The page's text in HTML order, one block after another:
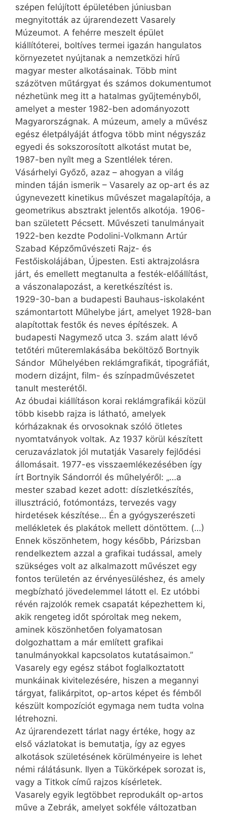
szépen felújított épületében júniusban
megnyitották az újrarendezett Vasarely
Múzeumot. A fehérre meszelt épület
kiállítóterei, boltíves termei igazán hangulatos
környezetet nyújtanak a nemzetközi hírű
magyar mester alkotásainak. Több mint
százötven műtárgyat és számos dokumentumot
nézhetünk meg itt a hatalmas gyűjteményből,
amelyet a mester 1982-ben adományozott
Magyarországnak. A múzeum, amely a művész
egész életpályáját átfogva több mint négyszáz
egyedi és sokszorosított alkotást mutat be,
1987-ben nyílt meg a Szentlélek téren.
Vásárhelyi Győző, azaz – ahogyan a világ
minden táján ismerik – Vasarely az op-art és az
úgynevezett kinetikus művészet magalapítója, a
geometrikus absztrakt jelentős alkotója. 1906-
ban született Pécsett. Művészeti tanulmányait
1922-ben kezdte Podolini-Volkmann Artúr
Szabad Képzőművészeti Rajz- és
Festőiskolájában, Újpesten. Esti aktrajzolásra
járt, és emellett megtanulta a festék-előállítást,
a vászonalapozást, a keretkészítést is.
1929-30-ban a budapesti Bauhaus-iskolaként
számontartott Műhelybe járt, amelyet 1928-ban
alapítottak festők és neves építészek. A
budapesti Nagymező utca 3. szám alatt lévő
tetőtéri műteremlakásába beköltöző Bortnyik
Sándor Műhelyében reklámgrafikát, tipográfiát,
modern dizájnt, film- és színpadművészetet
tanult mesterétől.
Az óbudai kiállításon korai reklámgrafikái közül
több kisebb rajza is látható, amelyek
kórházaknak és orvosoknak szóló ötletes
nyomtatványok voltak. Az 1937 körül készített
ceruzavázlatok jól mutatják Vasarely fejlődési
állomásait. 1977-es visszaemlékezésében így
írt Bortnyik Sándorról és műhelyéről: „…a
mester szabad kezet adott: díszletkészítés,
illusztráció, fotómontázs, tervezés vagy
hirdetések készítése… Én a gyógyszerészeti
mellékletek és plakátok mellett döntöttem. (…)
Ennek köszönhetem, hogy később, Párizsban
rendelkeztem azzal a grafikai tudással, amely
szükséges volt az alkalmazott művészet egy
fontos területén az érvényesüléshez, és amely
megbízható jövedelemmel látott el. Ez utóbbi
révén rajzolók remek csapatát képezhettem ki,
akik rengeteg időt spóroltak meg nekem,
aminek köszönhetően folyamatosan
dolgozhattam a már említett grafikai
tanulmányokkal kapcsolatos kutatásaimon.”
Vasarely egy egész stábot foglalkoztatott
munkáinak kivitelezésére, hiszen a megannyi
tárgyat, falikárpitot, op-artos képet és fémből
készült kompozíciót egymaga nem tudta volna
létrehozni.
Az újrarendezett tárlat nagy értéke, hogy az
első vázlatokat is bemutatja, így az egyes
alkotások születésének körülményeire is lehet
némi rálátásunk. Ilyen a Tükörképek sorozat is,
vagy a Titkok című rajzos kísérletek.
Vasarely egyik legtöbbet reprodukált op-artos
műve a Zebrák, amelyet sokféle változatban